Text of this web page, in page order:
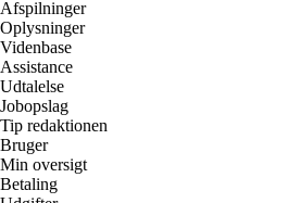
Afspilninger
Oplysninger
Videnbase
Assistance
Udtalelse
Jobopslag
Tip redaktionen
Bruger
Min oversigt
Betaling